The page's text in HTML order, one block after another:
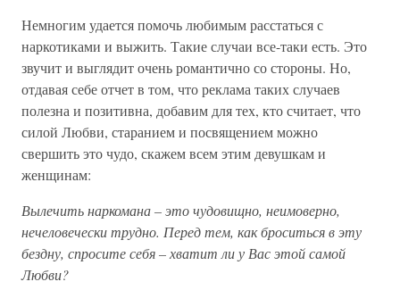
Немногим удается помочь любимым расстаться с
наркотиками и выжить. Такие случаи все-таки есть. Это
звучит и выглядит очень романтично со стороны. Но,
отдавая себе отчет в том, что реклама таких случаев
полезна и позитивна, добавим для тех, кто считает, что
силой Любви, старанием и посвящением можно
свершить это чудо, скажем всем этим девушкам и
женщинам:
Вылечить наркомана – это чудовищно, неимоверно,
нечеловечески трудно. Перед тем, как броситься в эту
бездну, спросите себя – хватит ли у Вас этой самой
Любви?